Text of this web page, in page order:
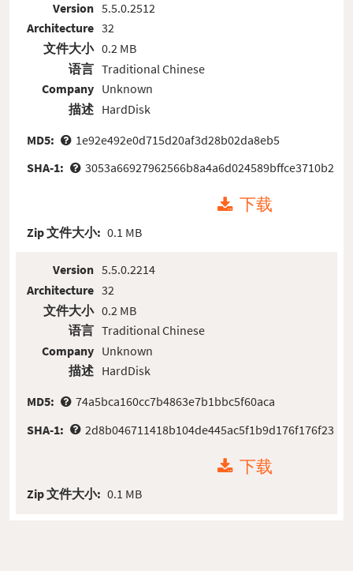
Version
Architecture
文件大小
语言
Company
描述
5.5.0.2512
32
0.2 MB
Traditional Chinese
Unknown
HardDisk
MD5:
1e92e492e0d715d20af3d28b02da8eb5
SHA-1:
3053a66927962566b8a4a6d024589bffce3710b2
下载
Zip 文件大小: 0.1 MB
Version
Architecture
文件大小
语言
Company
描述
5.5.0.2214
32
0.2 MB
Traditional Chinese
Unknown
HardDisk
MD5:
74a5bca160cc7b4863e7b1bbc5f60aca
SHA-1:
2d8b046711418b104de445ac5f1b9d176f176f23
下载
Zip 文件大小: 0.1 MB